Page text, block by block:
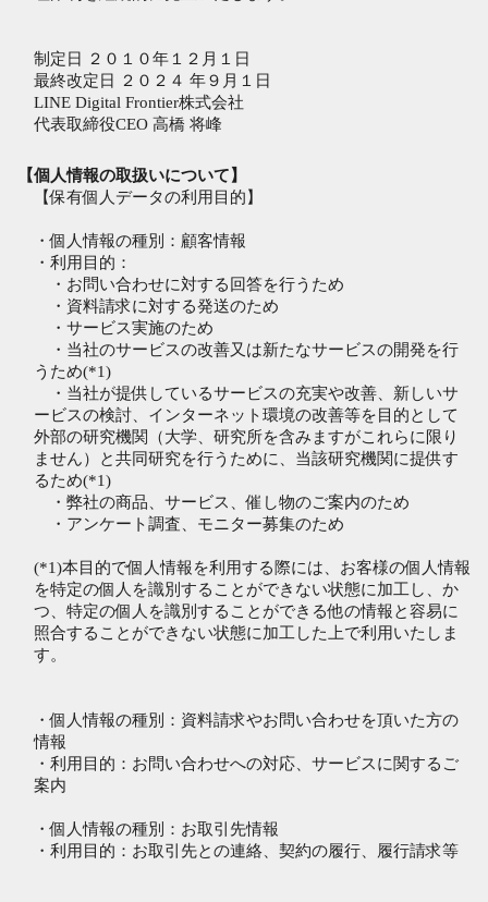
制定日 ２０１０年１２月１日
最終改定日 ２０２４ 年９月１日
LINE Digital Frontier株式会社
代表取締役CEO 高橋 将峰
【個人情報の取扱いについて】
【保有個人データの利用目的】
・個人情報の種別：顧客情報
・利用目的：
・お問い合わせに対する回答を行うため
・資料請求に対する発送のため
・サービス実施のため
・当社のサービスの改善又は新たなサービスの開発を行
うため(*1)
・当社が提供しているサービスの充実や改善、新しいサ
ービスの検討、インターネット環境の改善等を目的として
外部の研究機関（大学、研究所を含みますがこれらに限り
ません）と共同研究を行うために、当該研究機関に提供す
るため(*1)
・弊社の商品、サービス、催し物のご案内のため
・アンケート調査、モニター募集のため
(*1)本目的で個人情報を利用する際には、お客様の個人情報
を特定の個人を識別することができない状態に加工し、か
つ、特定の個人を識別することができる他の情報と容易に
照合することができない状態に加工した上で利用いたしま
す。
・個人情報の種別：資料請求やお問い合わせを頂いた方の
情報
・利用目的：お問い合わせへの対応、サービスに関するご
案内
・個人情報の種別：お取引先情報
・利用目的：お取引先との連絡、契約の履行、履行請求等